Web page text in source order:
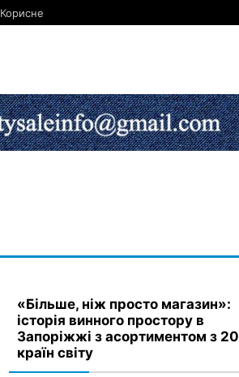
Корисне
«Більше, ніж просто магазин»:
історія винного простору в
Запоріжжі з асортиментом з 20
країн світу